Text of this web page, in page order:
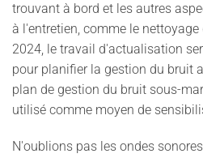
trouvant à bord et les autres
à l'entretien, comme le
2024, le travail d'actualisation
pour planifier la gestion du bruit
plan de gestion du bruit sous-
utilisé comme moyen de
N'oublions pas les ondes